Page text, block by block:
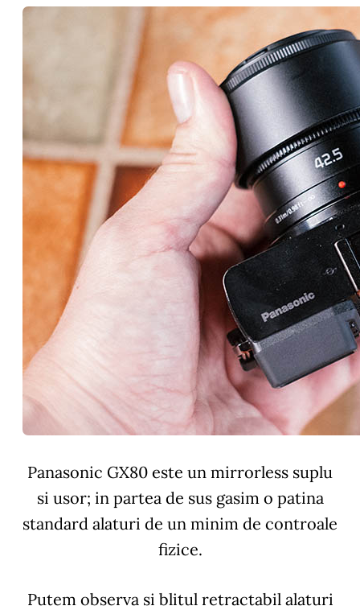
Panasonic GX80 este un mirrorless suplu
si usor; in partea de sus gasim o patina
standard alaturi de un minim de controale
fizice.
Putem observa si blitul retractabil alaturi